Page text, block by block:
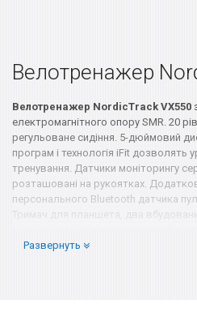
Велотренажер
Велотренажер NordicTrack VX550
електромагнітного опору SMR. 20
регульоване сидіння. 5-дюймовий
програм і технологія iFit дозволять
тренування. Датчики моніторингу
розташовані на рукоятках.
персонального Bluetooth датчика
Тримач для планшета, два
під час тренування.
Развернуть